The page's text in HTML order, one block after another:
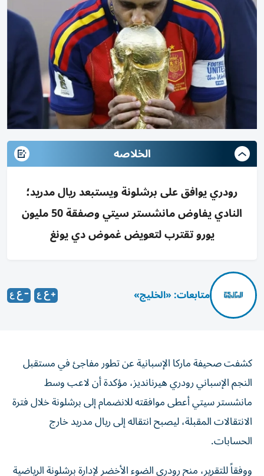
الخلاصه
رودري يوافق على برشلونة ويستبعد ريال مدريد؛
النادي يفاوض مانشستر سيتي وصفقة 50 مليون
يورو تقترب لتعويض غموض دي يونغ
متابعات: «الخليج»
النجم الإسباني رودري هيرنانديز، مؤكدة أن لاعب وسط
مانشستر سيتي أعطى موافقته للانضمام إلى برشلونة خلال فترة
الانتقالات المقبلة، ليصبح انتقاله إلى ريال مدريد خارج
الحسابات.
ووفقاً للتقرير، منح رودري الضوء الأخضر لإدارة برشلونة الرياضية